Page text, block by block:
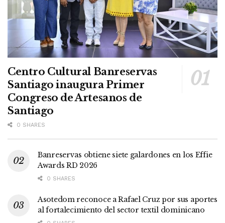
Centro Cultural Banreservas
Santiago inaugura Primer
Congreso de Artesanos de
Santiago
0 SHARES
Banreservas obtiene siete galardones en los Effie
Awards RD 2026
0 SHARES
Asotedom reconoce a Rafael Cruz por sus aportes
al fortalecimiento del sector textil dominicano